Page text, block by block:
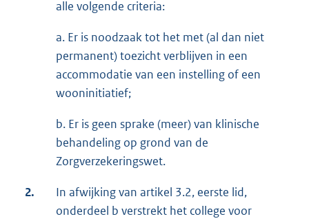
alle volgende criteria:
a. Er is noodzaak tot het met (al dan niet
permanent) toezicht verblijven in een
accommodatie van een instelling of een
wooninitiatief;
b. Er is geen sprake (meer) van klinische
behandeling op grond van de
Zorgverzekeringswet.
2.
In afwijking van artikel 3.2, eerste lid,
onderdeel b verstrekt het college voor